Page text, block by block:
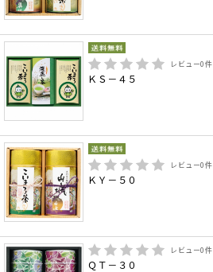
レビュー0件
ＫＳ－４５
レビュー0件
ＫＹ－５０
レビュー0件
ＱＴ－３０